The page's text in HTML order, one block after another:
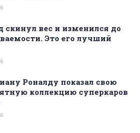
скинул вес и изменился до
Это его лучший
Роналду показал свою
коллекцию суперкаров